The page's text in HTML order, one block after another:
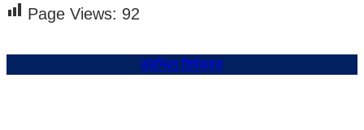
Page Views: 92
संबन्धित शिर्षकहरु